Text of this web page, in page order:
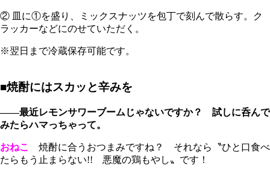
② 皿に①を盛り、ミックスナッツを包丁で刻んで散らす。ク
ラッカーなどにのせていただく。
※翌日まで冷蔵保存可能です。
■焼酎にはスカッと辛みを
――最近レモンサワーブームじゃないですか？ 試しに呑んで
みたらハマっちゃって。
おねこ
焼酎に合うおつまみですね？ それなら〝ひと口食べ
たらもう止まらない!! 悪魔の鶏もやし〟です！